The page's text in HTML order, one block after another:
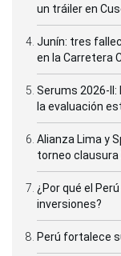
un tráiler en
Junín: tres
en la Carretera
Serums 2026-II:
la evaluación
Alianza Lima y
torneo clausura
¿Por qué el
inversiones?
Perú fortalece